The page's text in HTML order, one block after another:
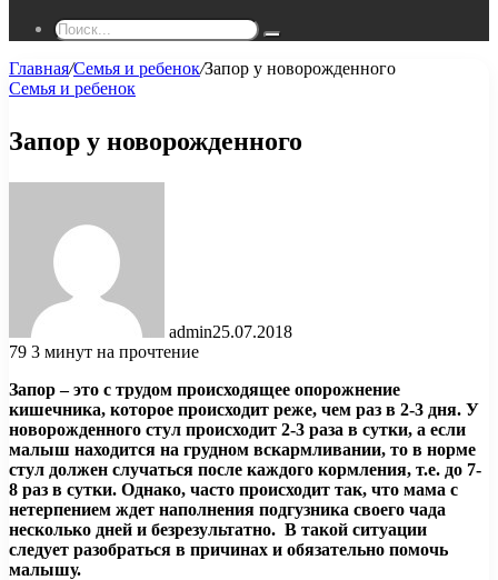
Поиск...
Главная/Семья и ребенок/Запор у новорожденного
Семья и ребенок
Запор у новорожденного
admin25.07.2018
79 3 минут на прочтение
Запор – это с трудом происходящее опорожнение
кишечника, которое происходит реже, чем раз в 2-3 дня. У
новорожденного стул происходит 2-3 раза в сутки, а если
малыш находится на грудном вскармливании, то в норме
стул должен случаться после каждого кормления, т.е. до 7-
8 раз в сутки. Однако, часто происходит так, что мама с
нетерпением ждет наполнения подгузника своего чада
несколько дней и безрезультатно. В такой ситуации
следует разобраться в причинах и обязательно помочь
малышу.